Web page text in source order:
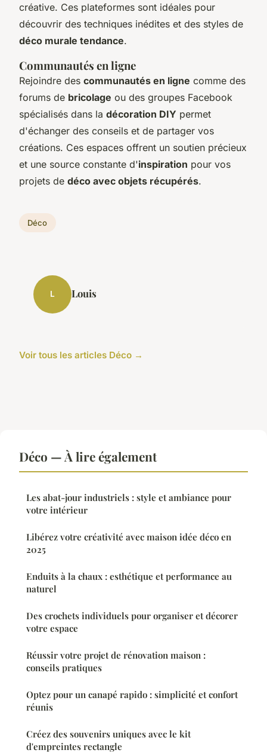
créative. Ces plateformes sont idéales pour
découvrir des techniques inédites et des styles de
déco murale tendance.
Communautés en ligne
Rejoindre des communautés en ligne comme des
forums de bricolage ou des groupes Facebook
spécialisés dans la décoration DIY permet
d'échanger des conseils et de partager vos
créations. Ces espaces offrent un soutien précieux
et une source constante d'inspiration pour vos
projets de déco avec objets récupérés.
Déco
L Louis
Voir tous les articles Déco →
Déco — À lire également
Les abat-jour industriels : style et ambiance pour
votre intérieur
Libérez votre créativité avec maison idée déco en
2025
Enduits à la chaux : esthétique et performance au
naturel
Des crochets individuels pour organiser et décorer
votre espace
Réussir votre projet de rénovation maison :
conseils pratiques
Optez pour un canapé rapido : simplicité et confort
réunis
Créez des souvenirs uniques avec le kit
d'empreintes rectangle